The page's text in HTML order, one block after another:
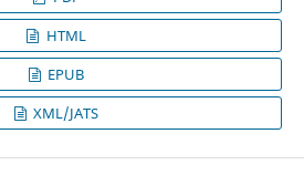
HTML
EPUB
XML/JATS